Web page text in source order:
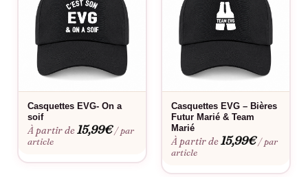
L’humour canard plaît-il à tout le monde ?
Son côté léger fait mouche facilement : c’est le genre de visuel
qui rassemble toute la bande sans prise de tête.
Le flocage est-il fait en France ?
Oui, dans notre atelier en France, à la commande.
Fabriqué à la commande, floqué en France.
Casquettes EVG- On a
soif
À partir de15,99€ / par
article
Casquettes EVG – Bières
Futur Marié & Team
Marié
À partir de15,99€ / par
article